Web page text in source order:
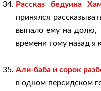
Рассказ бедуина
принялся
выпало ему на долю,
времени тому назад я
Али-баба и сорок
в одном персидском